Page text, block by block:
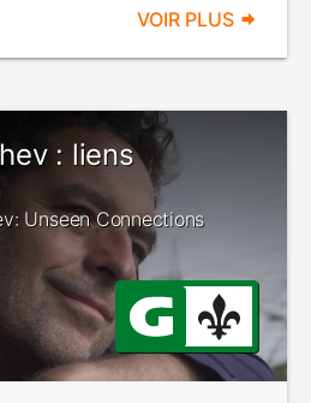
VOIR PLUS
: liens
Unseen Connections